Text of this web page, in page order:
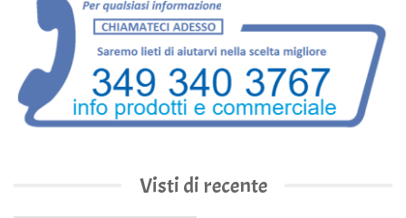
Visti di recente